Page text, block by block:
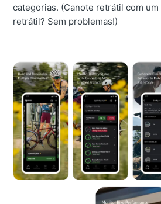
categorias. (Canote retrátil com
retrátil? Sem problemas!)